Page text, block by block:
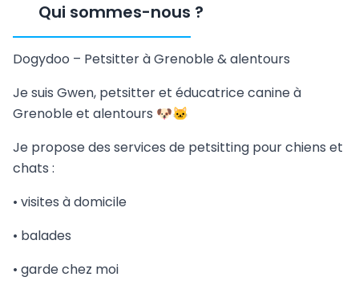
Qui sommes-nous ?
Dogydoo – Petsitter à Grenoble & alentours
Je suis Gwen, petsitter et éducatrice canine à
Grenoble et alentours 🐶🐱
Je propose des services de petsitting pour chiens et
chats :
• visites à domicile
• balades
• garde chez moi